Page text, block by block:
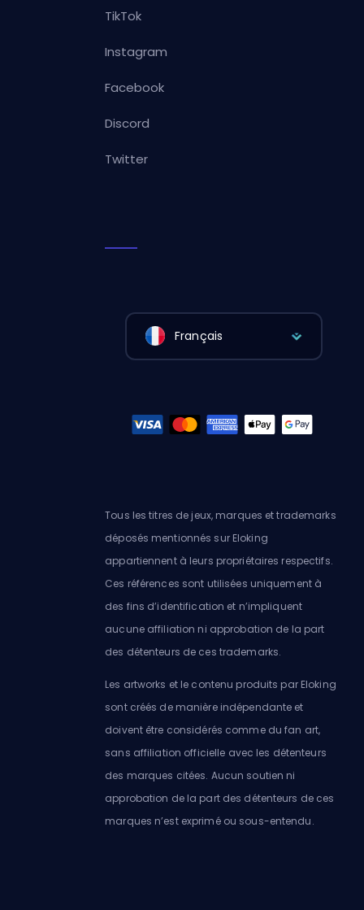
TikTok
Instagram
Facebook
Discord
Twitter
Français
Tous les titres de jeux, marques et trademarks
déposés mentionnés sur Eloking
appartiennent à leurs propriétaires respectifs.
Ces références sont utilisées uniquement à
des fins d’identification et n’impliquent
aucune affiliation ni approbation de la part
des détenteurs de ces trademarks.
Les artworks et le contenu produits par Eloking
sont créés de manière indépendante et
doivent être considérés comme du fan art,
sans affiliation officielle avec les détenteurs
des marques citées. Aucun soutien ni
approbation de la part des détenteurs de ces
marques n’est exprimé ou sous-entendu.